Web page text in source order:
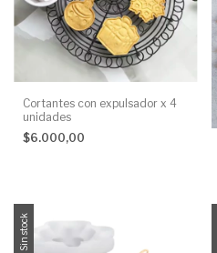
Cortantes con expulsador x 4
unidades
$6.000,00
Sin stock